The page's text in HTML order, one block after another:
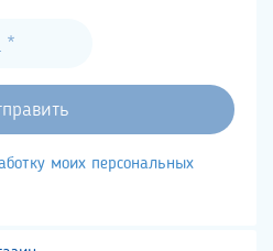
моих персональных